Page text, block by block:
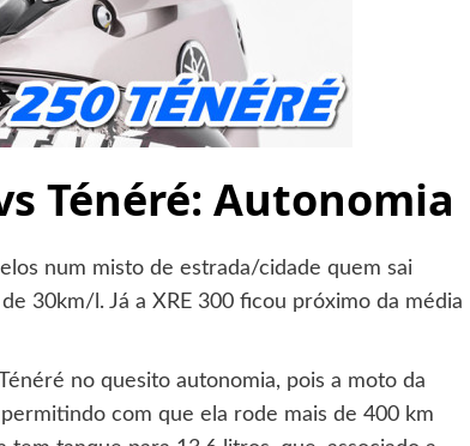
Ténéré: Autonomia
num misto de estrada/cidade quem sai
30km/l. Já a XRE 300 ficou próximo da média
no quesito autonomia, pois a moto da
com que ela rode mais de 400 km